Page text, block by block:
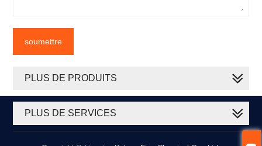
soumettre
PLUS DE PRODUITS
PLUS DE SERVICES